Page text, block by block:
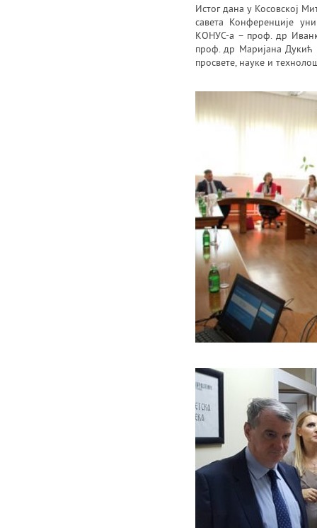
Истог дана у Косовској
савета Конференције
КОНУС-а – проф. др
проф. др Маријана Дукић
просвете, науке и